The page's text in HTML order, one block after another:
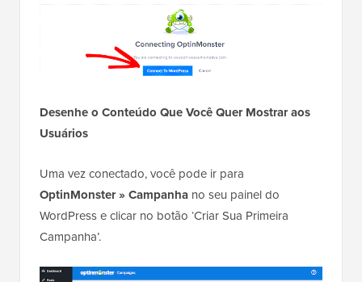
Desenhe o Conteúdo Que Você Quer Mostrar aos
Usuários
Uma vez conectado, você pode ir para
OptinMonster » Campanha no seu painel do
WordPress e clicar no botão ‘Criar Sua Primeira
Campanha’.